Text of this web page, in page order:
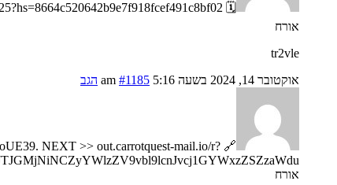
🗓 Reminder; You got a transfer №VG10. NEXT => https://telegra.ph/Go-to-your-personal-cabinet-08-25?hs=8664c520642b9e7f918fcef491c8bf02& 🗓
אורח
tr2vle
אוקטובר 14, 2024 בשעה 5:16 am
#1185 הגב
NEXT >> out.carrotquest-mail.io/r?
אורח